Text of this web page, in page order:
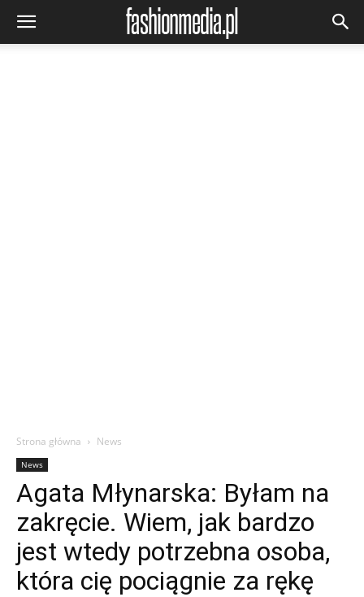
Strona główna News
News
Agata Młynarska: Byłam na
zakręcie. Wiem, jak bardzo
jest wtedy potrzebna osoba,
która cię pociągnie za rękę